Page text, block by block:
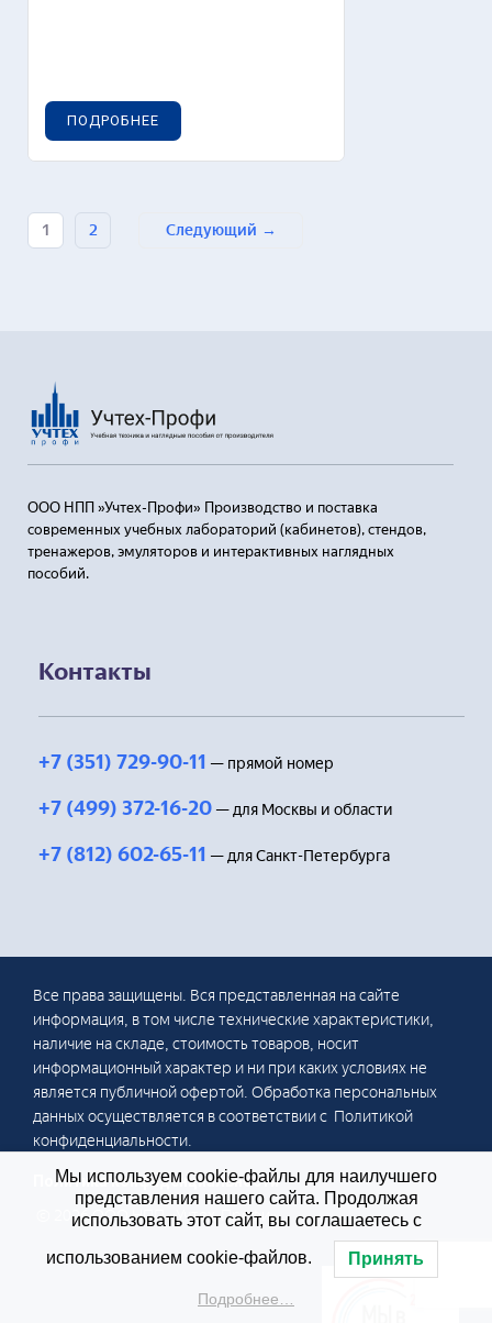
ПОДРОБНЕЕ
1 2 Следующий
ООО НПП »Учтех-Профи» Производство и поставка
современных учебных лабораторий (кабинетов), стендов,
тренажеров, эмуляторов и интерактивных наглядных
пособий.
Контакты
+7 (351) 729-90-11 — прямой номер
+7 (499) 372-16-20 — для Москвы и области
+7 (812) 602-65-11 — для Санкт-Петербурга
Все права защищены. Вся представленная на сайте
информация, в том числе технические характеристики,
наличие на складе, стоимость товаров, носит
информационный характер и ни при каких условиях не
является публичной офертой. Обработка персональных
данных осуществляется в соответствии с Политикой
конфиденциальности.
Политика конфиденциальности
© 2026 ООО НПП «Учтех-Профи»
Мы используем cookie-файлы для наилучшего
представления нашего сайта. Продолжая
использовать этот сайт, вы соглашаетесь с
использованием cookie-файлов. Принять
Подробнее…